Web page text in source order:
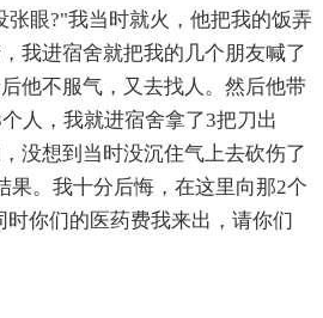
张眼?"我当时就火，他把我的饭弄
我进宿舍就把我的几个朋友喊了
他不服气，又去找人。然后他带
人，我就进宿舍拿了3把刀出
没想到当时没沉住气上去砍伤了
果。我十分后悔，在这里向那2个
你们的医药费我来出，请你们